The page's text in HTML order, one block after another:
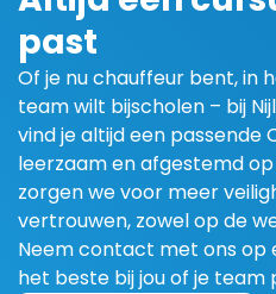
past
Of je nu chauffeur bent, in
team wilt bijscholen – bij
vind je altijd een passende
leerzaam en afgestemd
zorgen we voor meer
vertrouwen, zowel op de
Neem contact met ons op
het beste bij jou of je team